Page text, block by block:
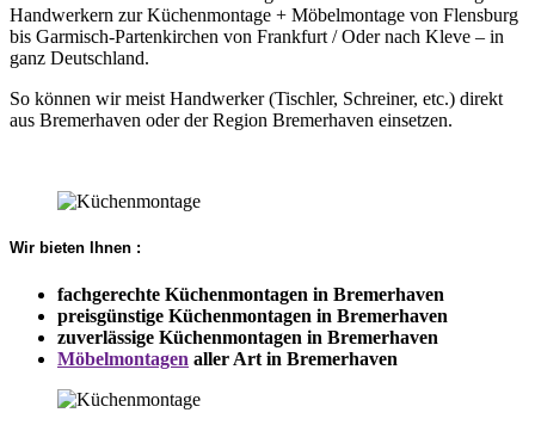
Handwerkern zur Küchenmontage + Möbelmontage von Flensburg
bis Garmisch-Partenkirchen von Frankfurt / Oder nach Kleve – in
ganz Deutschland.
So können wir meist Handwerker (Tischler, Schreiner, etc.) direkt
aus Bremerhaven oder der Region Bremerhaven einsetzen.
Wir bieten Ihnen :
fachgerechte Küchenmontagen in Bremerhaven
preisgünstige Küchenmontagen in Bremerhaven
zuverlässige Küchenmontagen in Bremerhaven
Möbelmontagen aller Art in Bremerhaven